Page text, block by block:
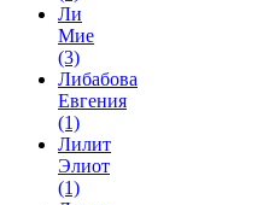
Ли
Мие
(3)
Либабова
Евгения
(1)
Лилит
Элиот
(1)